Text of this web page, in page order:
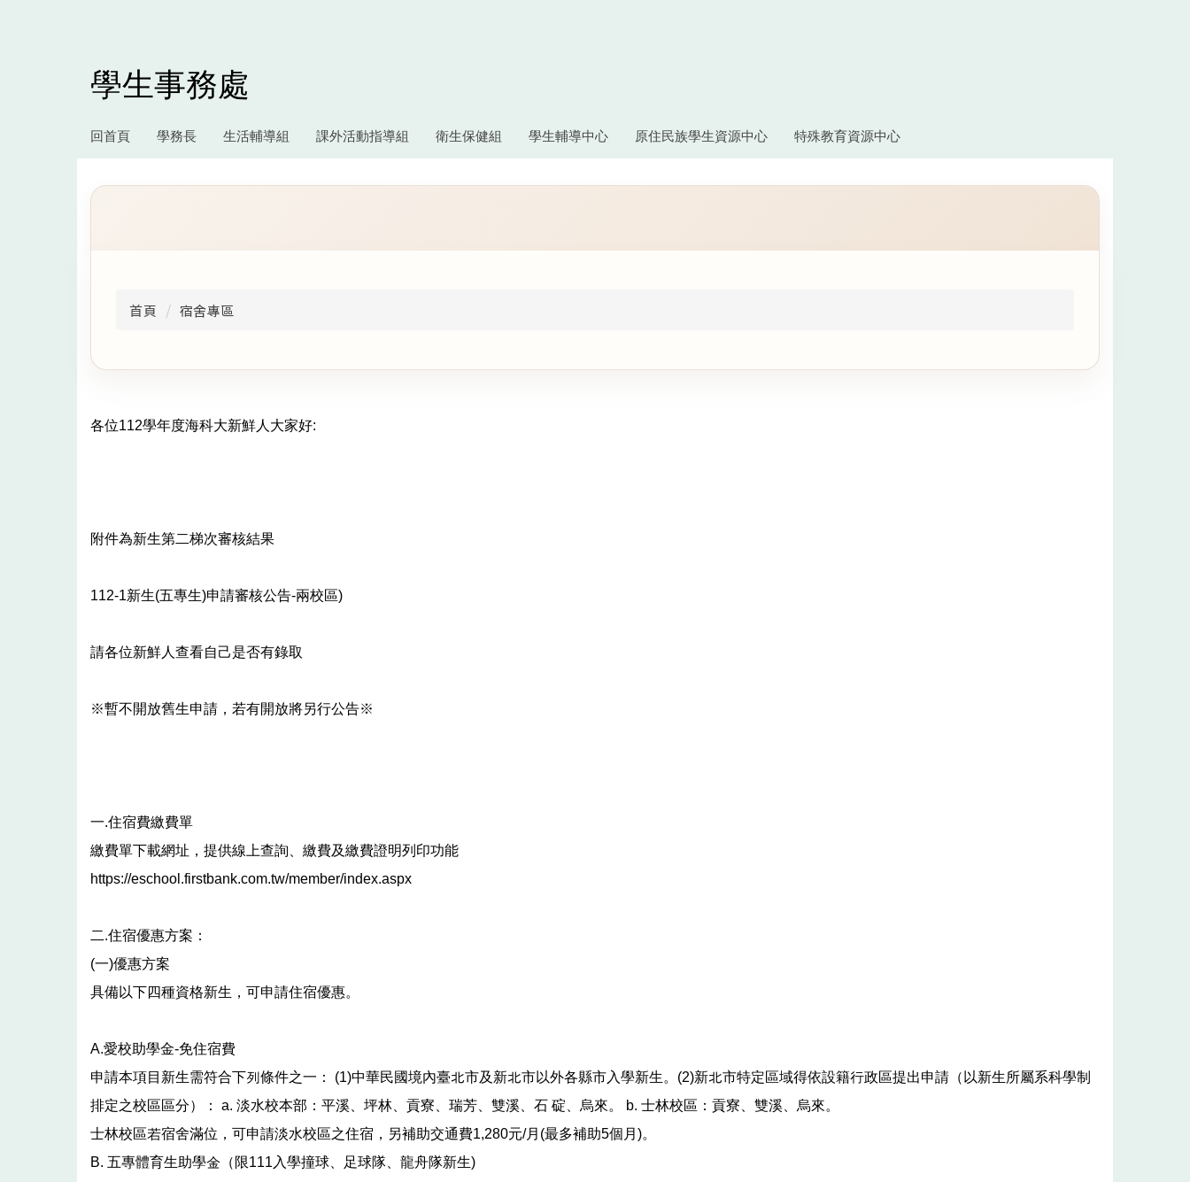
學生事務處
回首頁 學務長 生活輔導組 課外活動指導組 衛生保健組 學生輔導中心 原住民族學生資源中心 特殊教育資源中心
首頁 宿舍專區
各位112學年度海科大新鮮人大家好:
附件為新生第二梯次審核結果
112-1新生(五專生)申請審核公告-兩校區)
請各位新鮮人查看自己是否有錄取
※暫不開放舊生申請，若有開放將另行公告※
一.住宿費繳費單
繳費單下載網址，提供線上查詢、繳費及繳費證明列印功能
https://eschool.firstbank.com.tw/member/index.aspx
二.住宿優惠方案：
(一)優惠方案
具備以下四種資格新生，可申請住宿優惠。
A.愛校助學金-免住宿費
申請本項目新生需符合下列條件之一： (1)中華民國境內臺北市及新北市以外各縣市入學新生。(2)新北市特定區域得依設籍行政區提出申請（以新生所屬系科學制
排定之校區區分）： a. 淡水校本部：平溪、坪林、貢寮、瑞芳、雙溪、石 碇、烏來。 b. 士林校區：貢寮、雙溪、烏來。
士林校區若宿舍滿位，可申請淡水校區之住宿，另補助交通費1,280元/月(最多補助5個月)。
B. 五專體育生助學金（限111入學撞球、足球隊、龍舟隊新生)